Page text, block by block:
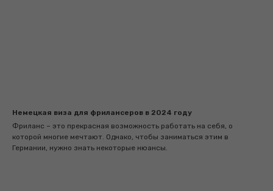
Немецкая виза для фрилансеров в 2024 году
Фриланс – это прекрасная возможность работать на себя, о
которой многие мечтают. Однако, чтобы заниматься этим в
Германии, нужно знать некоторые нюансы.